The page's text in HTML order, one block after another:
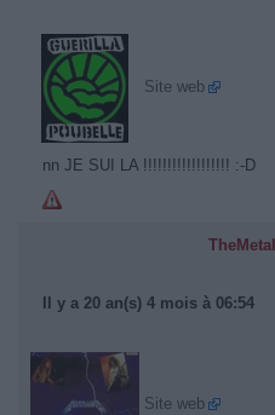
Site web
nn JE SUI LA !!!!!!!!!!!!!!!!!! :-D
Il y a 20 an(s) 4 mois à 06:54
Site web